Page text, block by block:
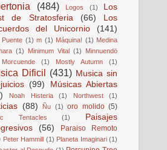
(484) Logos (1)
Los
de Stratosferia
(66)
Los
del Unicornio
(141)
Puente (1) m (1) Máquina! (1) Medina
(1) Minimum Vital (1)
Minnuendö
Morcuende (1) Mostly Autumn (1)
Dificil (431) Musica sin
(99)
Músicas Abiertas
Noah Histeria (1) Northwest (1)
(88) Ñu (1) oro molido (5)
Tentacles (1)
Paisajes
(56)
Paraiso Remoto
Peter Hammill (1) Planeta Imaginari (1)